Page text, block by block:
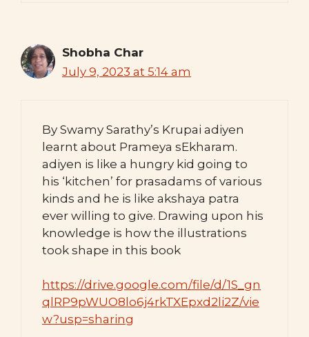
Shobha Char
July 9, 2023 at 5:14 am
By Swamy Sarathy’s Krupai adiyen
learnt about Prameya sEkharam.
adiyen is like a hungry kid going to
his ‘kitchen’ for prasadams of various
kinds and he is like akshaya patra
ever willing to give. Drawing upon his
knowledge is how the illustrations
took shape in this book
https://drive.google.com/file/d/1S_gn
qlRP9pWUO8lo6j4rkTXEpxd2li2Z/vie
w?usp=sharing